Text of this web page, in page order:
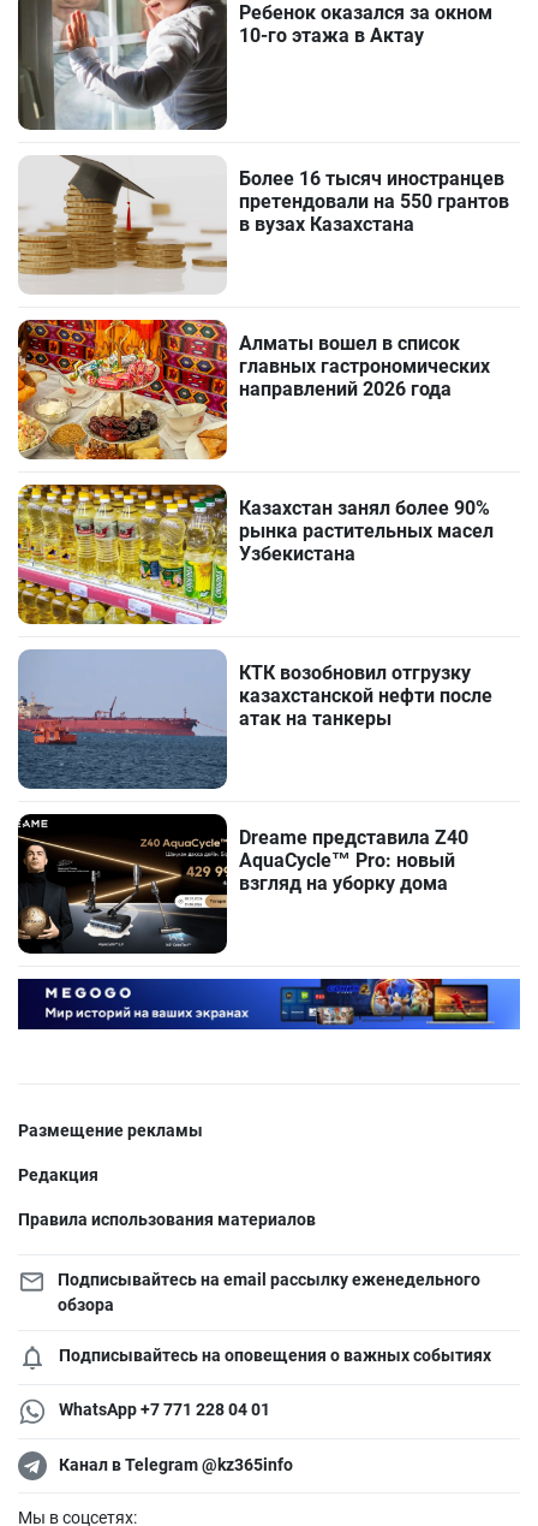
Ребенок оказался за окном
10-го этажа в Актау
Более 16 тысяч иностранцев
претендовали на 550 грантов
в вузах Казахстана
Алматы вошел в список
главных гастрономических
направлений 2026 года
Казахстан занял более 90%
рынка растительных масел
Узбекистана
КТК возобновил отгрузку
казахстанской нефти после
атак на танкеры
Dreame представила Z40
AquaCycle™ Pro: новый
взгляд на уборку дома
Размещение рекламы
Редакция
Правила использования материалов
Подписывайтесь на email рассылку еженедельного
обзора
Подписывайтесь на оповещения о важных событиях
WhatsApp +7 771 228 04 01
Канал в Telegram @kz365info
Мы в соцсетях: